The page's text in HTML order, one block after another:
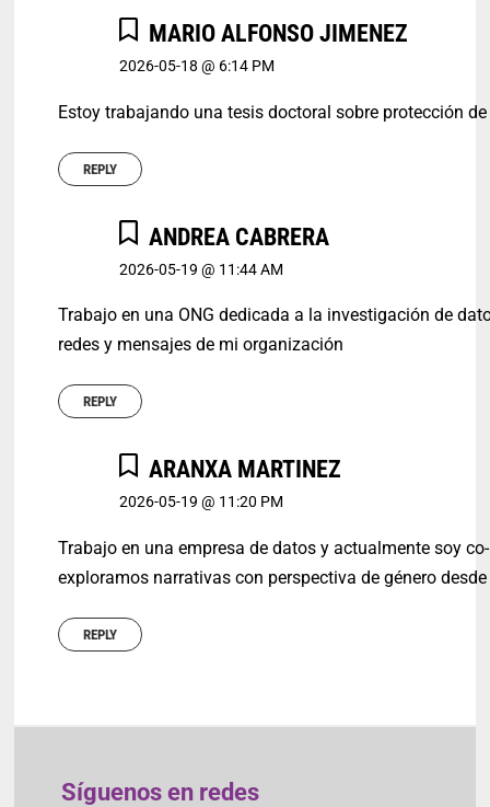
MARIO ALFONSO JIMENEZ
2026-05-18 @ 6:14 PM
Estoy trabajando una tesis doctoral sobre protección
REPLY
ANDREA CABRERA
2026-05-19 @ 11:44 AM
Trabajo en una ONG dedicada a la investigación de
redes y mensajes de mi organización
REPLY
ARANXA MARTINEZ
2026-05-19 @ 11:20 PM
Trabajo en una empresa de datos y actualmente soy
exploramos narrativas con perspectiva de género
REPLY
Síguenos en redes